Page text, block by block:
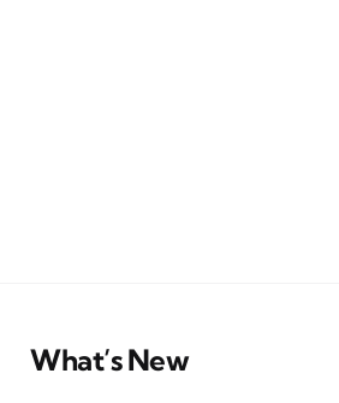
What’s New